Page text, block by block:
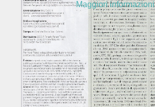
Maggiori informazioni